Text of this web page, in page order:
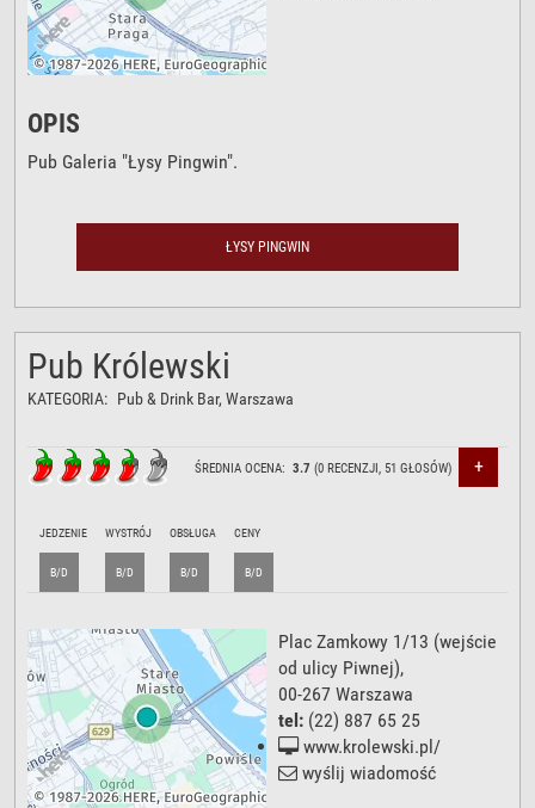
OPIS
Pub Galeria "Łysy Pingwin".
ŁYSY PINGWIN
Pub Królewski
KATEGORIA: Pub & Drink Bar, Warszawa
ŚREDNIA OCENA:3.7 (0 RECENZJI, 51 GŁOSÓW) +
JEDZENIE
B/D
WYSTRÓJ
B/D
OBSŁUGA
B/D
CENY
B/D
Plac Zamkowy 1/13 (wejście
od ulicy Piwnej),
00-267 Warszawa
tel: (22) 887 65 25
www.krolewski.pl/
wyślij wiadomość